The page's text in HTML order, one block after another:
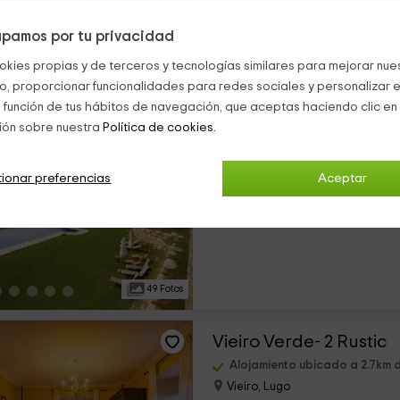
por tu privacidad
propias y de terceros y tecnologías similares para mejorar
proporcionar funcionalidades para redes sociales y personalizar
de tus hábitos de navegación, que aceptas haciendo clic
sobre nuestra Política de cookies.
Aceptar
preferencias
49 Fotos
Areal
0 opiniones
Vieiro Verde- 2 Rustic
Alojamiento ubicado a 2.7km
Vieiro, Lugo